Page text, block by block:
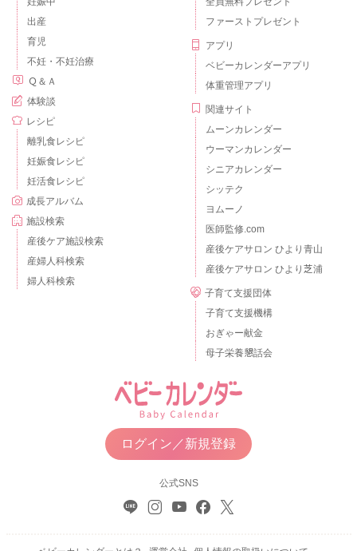
出産
育児
不妊・不妊治療
Ｑ＆Ａ
体験談
レシピ
離乳食レシピ
妊娠食レシピ
妊活食レシピ
成長アルバム
施設検索
産後ケア施設検索
産婦人科検索
婦人科検索
ファーストプレゼント
アプリ
ベビーカレンダーアプリ
体重管理アプリ
関連サイト
ムーンカレンダー
ウーマンカレンダー
シニアカレンダー
シッテク
ヨムーノ
医師監修.com
産後ケアサロン ひより青山
産後ケアサロン ひより芝浦
子育て支援団体
子育て支援機構
おぎゃー献金
母子栄養懇話会
ログイン／新規登録
公式SNS